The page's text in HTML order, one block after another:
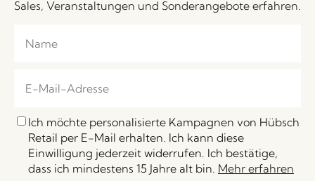
Sales, Veranstaltungen und Sonderangebote erfahren.
Ich möchte personalisierte Kampagnen von Hübsch
Retail per E-Mail erhalten. Ich kann diese
Einwilligung jederzeit widerrufen. Ich bestätige,
dass ich mindestens 15 Jahre alt bin. Mehr erfahren